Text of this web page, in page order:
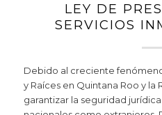
LEY DE
SERVICIOS
Debido al creciente
y Raíces en Quintana Roo y la
garantizar la seguridad